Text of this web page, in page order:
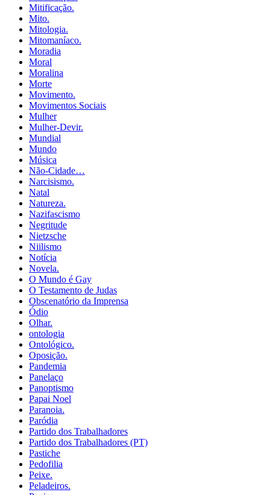
Mitificação.
Mito.
Mitologia.
Mitomaníaco.
Moradia
Moral
Moralina
Morte
Movimento.
Movimentos Sociais
Mulher
Mulher-Devir.
Mundial
Mundo
Música
Não-Cidade…
Narcisismo.
Natal
Natureza.
Nazifascismo
Negritude
Nietzsche
Niilismo
Notícia
Novela.
O Mundo é Gay
O Testamento de Judas
Obscenatório da Imprensa
Ódio
Olhar.
ontologia
Ontológico.
Oposição.
Pandemia
Panelaço
Panoptismo
Papai Noel
Paranoia.
Paródia
Partido dos Trabalhadores
Partido dos Trabalhadores (PT)
Pastiche
Pedofilia
Peixe.
Peladeiros.